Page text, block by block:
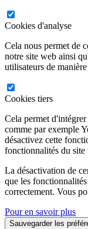
Cookies d'analyse
Cela nous permet de
notre site web ainsi
utilisateurs de
Cookies tiers
Cela permet
comme par exemple
désactivez cette
fonctionnalités du site
La désactivation de
que les
correctement. Vous
Pour en savoir plus
Sauvegarder les